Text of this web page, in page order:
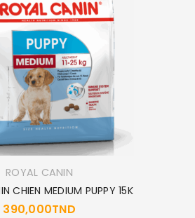
ROYAL CANIN
CHIEN MEDIUM PUPPY 15K
390,000TND